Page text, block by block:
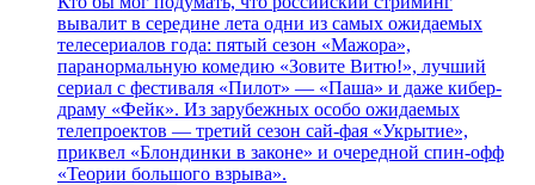
вывалит в середине лета одни из самых ожидаемых
телесериалов года: пятый сезон «Мажора»,
паранормальную комедию «Зовите Витю!», лучший
сериал с фестиваля «Пилот» — «Паша» и даже кибер-
драму «Фейк». Из зарубежных особо ожидаемых
телепроектов — третий сезон сай-фая «Укрытие»,
приквел «Блондинки в законе» и очередной спин-офф
«Теории большого взрыва».